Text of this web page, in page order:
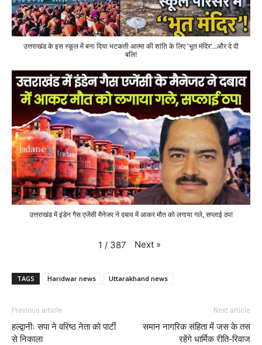
उत्तराखंड के इस स्कूल में बना दिया भटकती आत्मा की शांति के लिए 'भूत मंदिर'...और दे दी
बलि!
उत्तराखंड में इंडेन गैस एजेंसी मैनेजर ने दबाव में आकर मौत को लगाया गले, सप्लाई ठप!
1 / 387 Next »
TAGS Haridwar news Uttarakhand news
Previous article
हल्द्वानीः सपा ने वरिष्ठ नेता को पार्टी
से निकाला
Next article
समान नागरिक संहिता में जस के तस
रहेंगे धार्मिक रीति-रिवाज